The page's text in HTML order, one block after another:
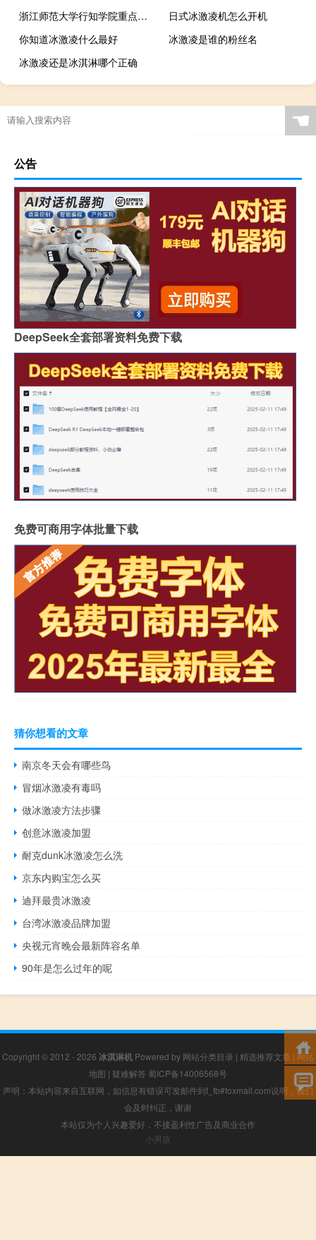
浙江师范大学行知学院重点专业有哪些
日式冰激凌机怎么开机
你知道冰激凌什么最好
冰激凌是谁的粉丝名
冰激凌还是冰淇淋哪个正确
☚
公告
DeepSeek全套部署资料免费下载
免费可商用字体批量下载
猜你想看的文章
南京冬天会有哪些鸟
冒烟冰激凌有毒吗
做冰激凌方法步骤
创意冰激凌加盟
耐克dunk冰激凌怎么洗
京东内购宝怎么买
迪拜最贵冰激凌
台湾冰激凌品牌加盟
央视元宵晚会最新阵容名单
90年是怎么过年的呢
Copyright © 2012 - 2026 冰淇淋机 Powered by 网站分类目录 | 精选推荐文章 | 网站
地图 | 疑难解答 蜀ICP备14006568号
声明：本站内容来自互联网，如信息有错误可发邮件到f_fb#foxmail.com说明，我们
会及时纠正，谢谢
本站仅为个人兴趣爱好，不接盈利性广告及商业合作
小男孩